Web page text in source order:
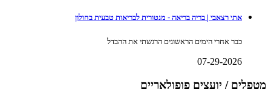
אתי רצאבי | בריה בריאה - מנטורית לבריאות טבעית בחולון
כבר אחרי הימים הראשונים הרגשתי את ההבדל
07-29-2026
מטפלים / יועצים פופולאריים